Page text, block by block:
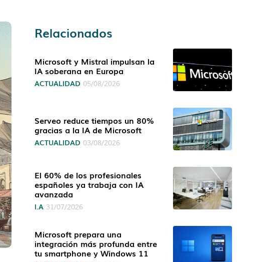
Relacionados
Microsoft y Mistral impulsan la
IA soberana en Europa
ACTUALIDAD 05/08/2026
Serveo reduce tiempos un 80%
gracias a la IA de Microsoft
ACTUALIDAD 03/08/2026
El 60% de los profesionales
españoles ya trabaja con IA
avanzada
I.A 31/07/2026
Microsoft prepara una
integración más profunda entre
tu smartphone y Windows 11